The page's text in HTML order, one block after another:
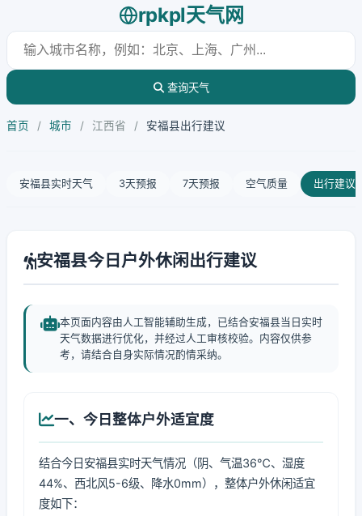
rpkpl天气网
查询天气
首页 / 城市 / 江西省 / 安福县出行建议
安福县实时天气 3天预报 7天预报 空气质量 出行建议
安福县今日户外休闲出行建议
本页面内容由人工智能辅助生成，已结合安福县当日实时
天气数据进行优化，并经过人工审核校验。内容仅供参
考，请结合自身实际情况酌情采纳。
一、今日整体户外适宜度
结合今日安福县实时天气情况（阴、气温36℃、湿度
44%、西北风5-6级、降水0mm），整体户外休闲适宜
度如下：